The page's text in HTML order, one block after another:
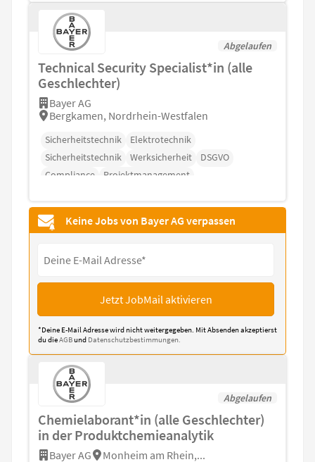
Abgelaufen
Technical Security Specialist*in (alle
Geschlechter)
Bayer AG
Bergkamen, Nordrhein-Westfalen
Sicherheitstechnik
Elektrotechnik
Sicherheitstechnik
Werksicherheit
DSGVO
Compliance
Projektmanagement
Keine Jobs von Bayer AG verpassen
Jetzt JobMail aktivieren
*Deine E-Mail Adresse wird nicht weitergegeben. Mit Absenden akzeptierst
du dieAGBund Datenschutzbestimmungen.
Abgelaufen
Chemielaborant*in (alle Geschlechter)
in der Produktchemieanalytik
Bayer AG Monheim am Rhein,...